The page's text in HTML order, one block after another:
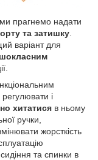
прагнемо надати
та затишку
варіант для
регулювати і
хитатися в ньому
ручки,
жорсткість
та спинки в